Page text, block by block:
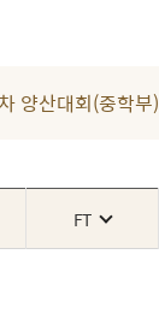
양산대회(중학부)
FT